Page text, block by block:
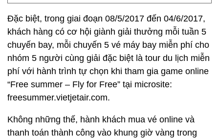
Đặc biệt, trong giai đoạn 08/5/2017 đến 04/6/2017,
khách hàng có cơ hội giành giải thưởng mỗi tuần 5
chuyến bay, mỗi chuyến 5 vé máy bay miễn phí cho
nhóm 5 người cùng giải đặc biệt là tour du lịch miễn
phí với hành trình tự chọn khi tham gia game online
“Free summer – Fly for Free” tại microsite:
freesummer.vietjetair.com.
Không những thế, hành khách mua vé online và
thanh toán thành công vào khung giờ vàng trong